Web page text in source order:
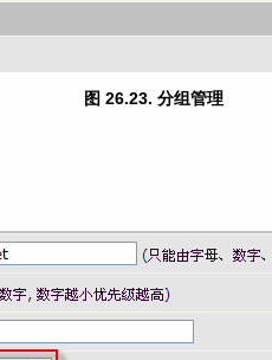
图 26.23. 分组管理